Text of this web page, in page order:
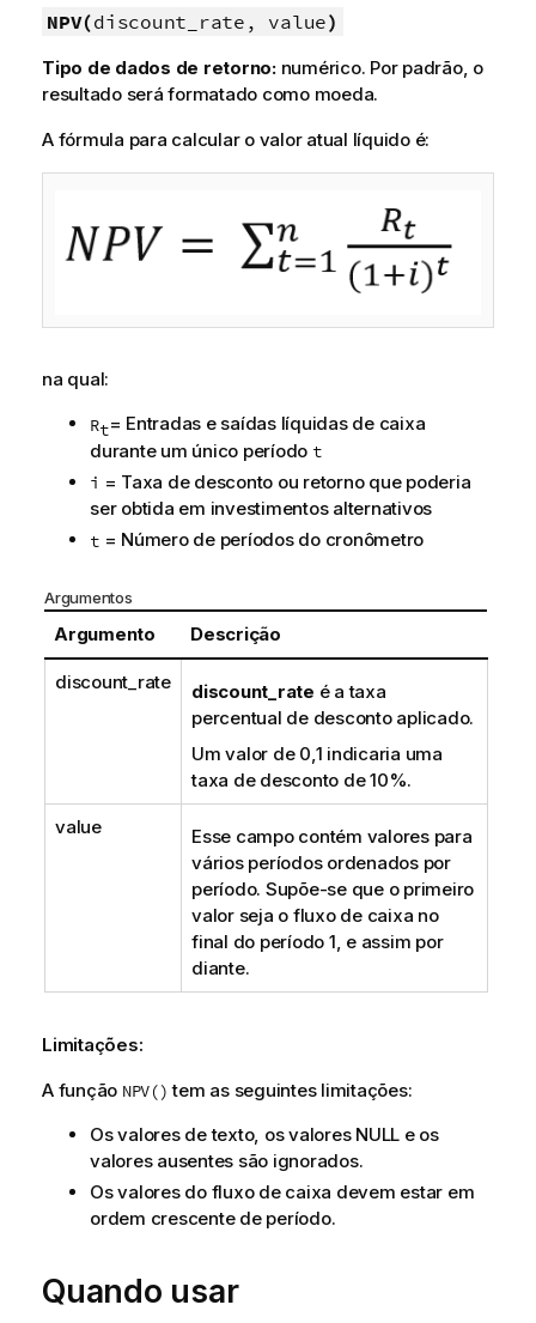
NPV(discount_rate, value)
Tipo de dados de retorno: numérico. Por padrão, o
resultado será formatado como moeda.
A fórmula para calcular o valor atual líquido é:
na qual:
Rt= Entradas e saídas líquidas de caixa
durante um único período t
i = Taxa de desconto ou retorno que poderia
ser obtida em investimentos alternativos
t= Número de períodos do cronômetro
Argumentos
Argumento Descrição
discount_rate discount_rate é a taxa
percentual de desconto aplicado.
Um valor de 0,1 indicaria uma
taxa de desconto de 10%.
value
Esse campo contém valores para
vários períodos ordenados por
período. Supõe-se que o primeiro
valor seja o fluxo de caixa no
final do período 1, e assim por
diante.
Limitações:
A função NPV() tem as seguintes limitações:
Os valores de texto, os valores NULL e os
valores ausentes são ignorados.
Os valores do fluxo de caixa devem estar em
ordem crescente de período.
Quando usar